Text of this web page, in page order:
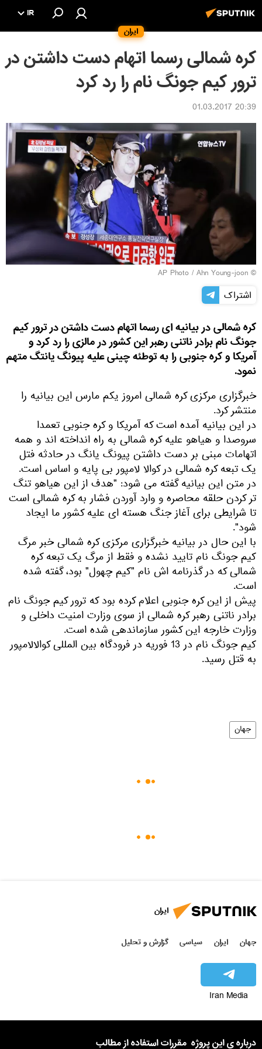
ایران
IR
کره شمالی رسما اتهام دست داشتن در
ترور کیم جونگ نام را رد کرد
20:39 01.03.2017
© AP Photo / Ahn Young-joon
اشتراک
کره شمالی در بیانیه ای رسما اتهام دست داشتن در ترور کیم
جونگ نام برادر ناتنی رهبر این کشور در مالزی را رد کرد و
آمریکا و کره جنوبی را به توطئه چینی علیه پیونگ یانتگ متهم
نمود.
خبرگزاری مرکزی کره شمالی امروز یکم مارس این بیانیه را
منتشر کرد.
در این بیانیه آمده است که آمریکا و کره جنوبی تعمدا
سروصدا و هیاهو علیه کره شمالی به راه انداخته اند و همه
اتهامات مبنی بر دست داشتن پیونگ یانگ در حادثه فتل
یک تبعه کره شمالی در کوالا لامپور بی پایه و اساس است.
در متن این بیانیه گفته می شود: "هدف از این هیاهو تنگ
تر کردن حلقه محاصره و وارد آوردن فشار به کره شمالی است
تا شرایطی برای آغاز جنگ هسته ای علیه کشور ما ایجاد
شود".
با این حال در بیانیه خبرگزاری مرکزی کره شمالی خبر مرگ
کیم جونگ نام تایید نشده و فقط از مرگ یک تبعه کره
شمالی که در گذرنامه اش نام "کیم چهول" بود، گفته شده
است.
پیش از این کره جنوبی اعلام کرده بود که ترور کیم جونگ نام
برادر ناتنی رهبر کره شمالی از سوی وزارت امنیت داخلی و
وزارت خارجه این کشور سازماندهی شده است.
کیم جونگ نام در 13 فوریه در فرودگاه بین المللی کوالالامپور
به قتل رسید.
جهان
ایران
جهان ایران سیاسی گزارش و تحلیل
Iran Media
درباره ی این پروژه مقررات استفاده از مطالب